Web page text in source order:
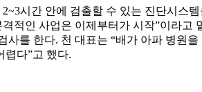
시간 안에 검출할 수 있는 진단시스
적인 사업은 이제부터가 시작”이라
를 한다. 천 대표는 “배가 아파 병원
렵다”고 했다.